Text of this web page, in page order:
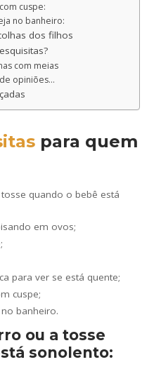
cuspe:
no banheiro:
dos filhos
com meias
opiniões…
para quem
quando o bebê está
em ovos;
para ver se está quente;
cuspe;
banheiro.
ou a tosse
sonolento: